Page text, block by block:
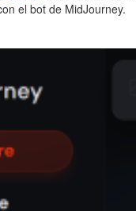
el bot de MidJourney.